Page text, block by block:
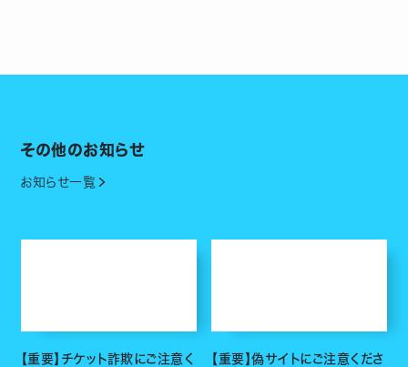
その他のお知らせ
お知らせ一覧
【重要】チケット詐欺にご注意く
【重要】偽サイトにご注意くださ